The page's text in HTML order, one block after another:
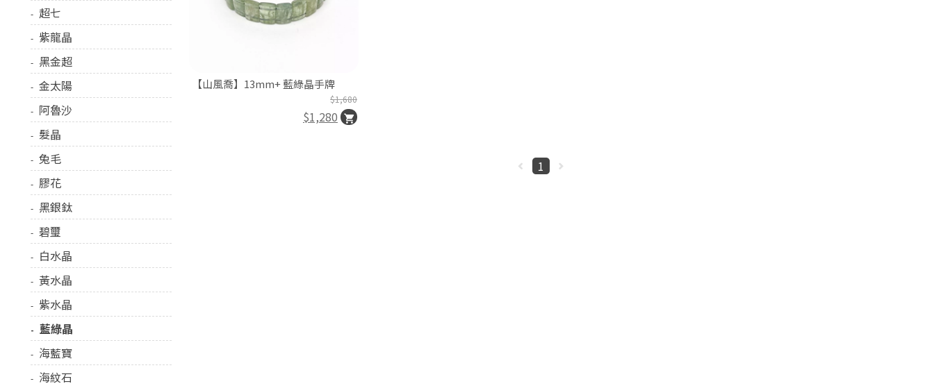
超七
紫龍晶
黑金超
金太陽
阿魯沙
髮晶
兔毛
膠花
黑銀鈦
碧璽
白水晶
黃水晶
紫水晶
藍綠晶
海藍寶
海紋石
【山風喬】13mm+ 藍綠晶手牌
$1,680
$1,280
1